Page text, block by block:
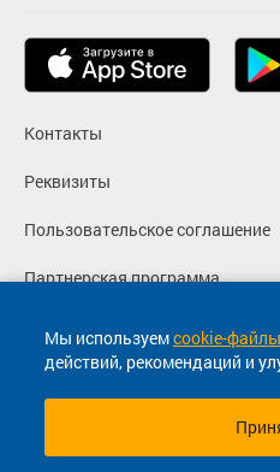
Мы используемcookie-файлы
действий, рекомендаций и
Контакты
Реквизиты
Пользовательское соглашение
Партнерская программа
Политика конфиденциальности
Согласие на маркетинговые
© 2013-2026, ООО "Капитал"-